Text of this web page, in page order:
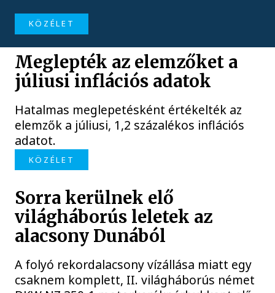
KÖZÉLET
Meglepték az elemzőket a
júliusi inflációs adatok
Hatalmas meglepetésként értékelték az
elemzők a júliusi, 1,2 százalékos inflációs
adatot.
KÖZÉLET
Sorra kerülnek elő
világháborús leletek az
alacsony Dunából
A folyó rekordalacsony vízállása miatt egy
csaknem komplett, II. világháborús német